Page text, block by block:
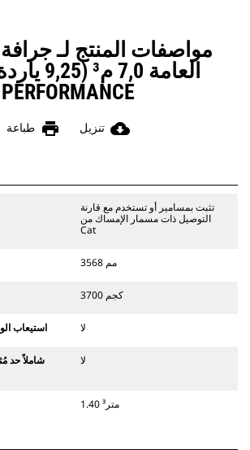
لدينا الطرف المناسب.
مواصفات المنتج لـ
PERFORMANCE
cloud_download تنزيل print طباعة
تثبت بمسامير أو تستخدم مع قارنة
التوصيل ذات مسمار الإمساك من
Cat
3568 مم
3700 كجم
استيعاب لا
شاملاً حد
لا
1.40 متر³